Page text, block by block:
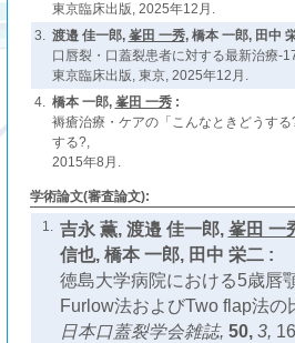
東京臨床出版, 2025年12月.
3. 渡邉 佳一郎, 峯田 一秀, 橋本 一郎, 田中
口唇裂・口蓋裂患者に対する最新治療-
東京臨床出版, 東京, 2025年12月.
4. 橋本 一郎, 峯田 一秀:
褥瘡治療・ケアの「こんなときどうす
する?,
2015年8月.
学術論文(審査論文):
1. 吉永 薫, 渡邉 佳一郎, 峯田 一
信也, 橋本 一郎, 田中 栄二 :
徳島大学病院における5歳唇
Furlow法およびTwo flap法の
日本口蓋裂学会雑誌, 50, 3,